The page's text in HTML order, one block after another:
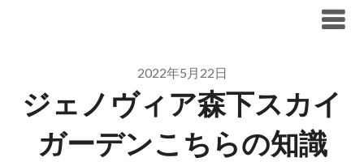
2022年5月22日
ジェノヴィア森下スカイ
ガーデンこちらの知識